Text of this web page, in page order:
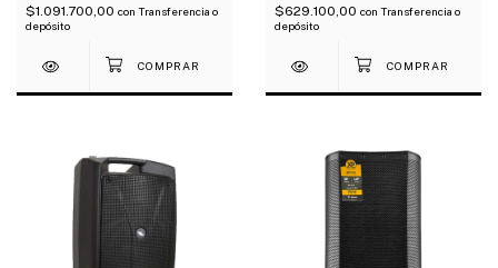
$1.091.700,00 con Transferencia o
depósito
$629.100,00 con Transferencia o
depósito